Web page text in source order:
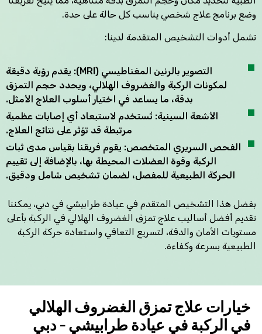
وضع برنامج علاج شخصي يناسب كل حالة على حدة.
تشمل أدوات التشخيص المتقدمة لدينا:
التصوير بالرنين المغناطيسي (MRI): يقدم رؤية دقيقة
لمكونات الركبة والغضروف الهلالي، ويحدد حجم التمزق
بدقة، ما يساعد في اختيار أسلوب العلاج الأمثل.
الأشعة السينية: تُستخدم لاستبعاد أي إصابات عظمية
مرتبطة قد تؤثر على نتائج العلاج.
الفحص السريري المتخصص: يقوم فريقنا بقياس مدى ثبات
الركبة وقوة العضلات المحيطة بها، بالإضافة إلى تقييم
الحركة الطبيعية للمفصل، لضمان تشخيص شامل ودقيق.
بفضل هذا التشخيص المتقدم في عيادة طرابيشي في دبي، يمكننا
تقديم أفضل أساليب علاج تمزق الغضروف الهلالي في الركبة بأعلى
مستويات الأمان والدقة، لتسريع التعافي واستعادة حركة الركبة
الطبيعية بسرعة وكفاءة.
خيارات علاج تمزق الغضروف الهلالي
في الركبة في عيادة طرابيشي - دبي